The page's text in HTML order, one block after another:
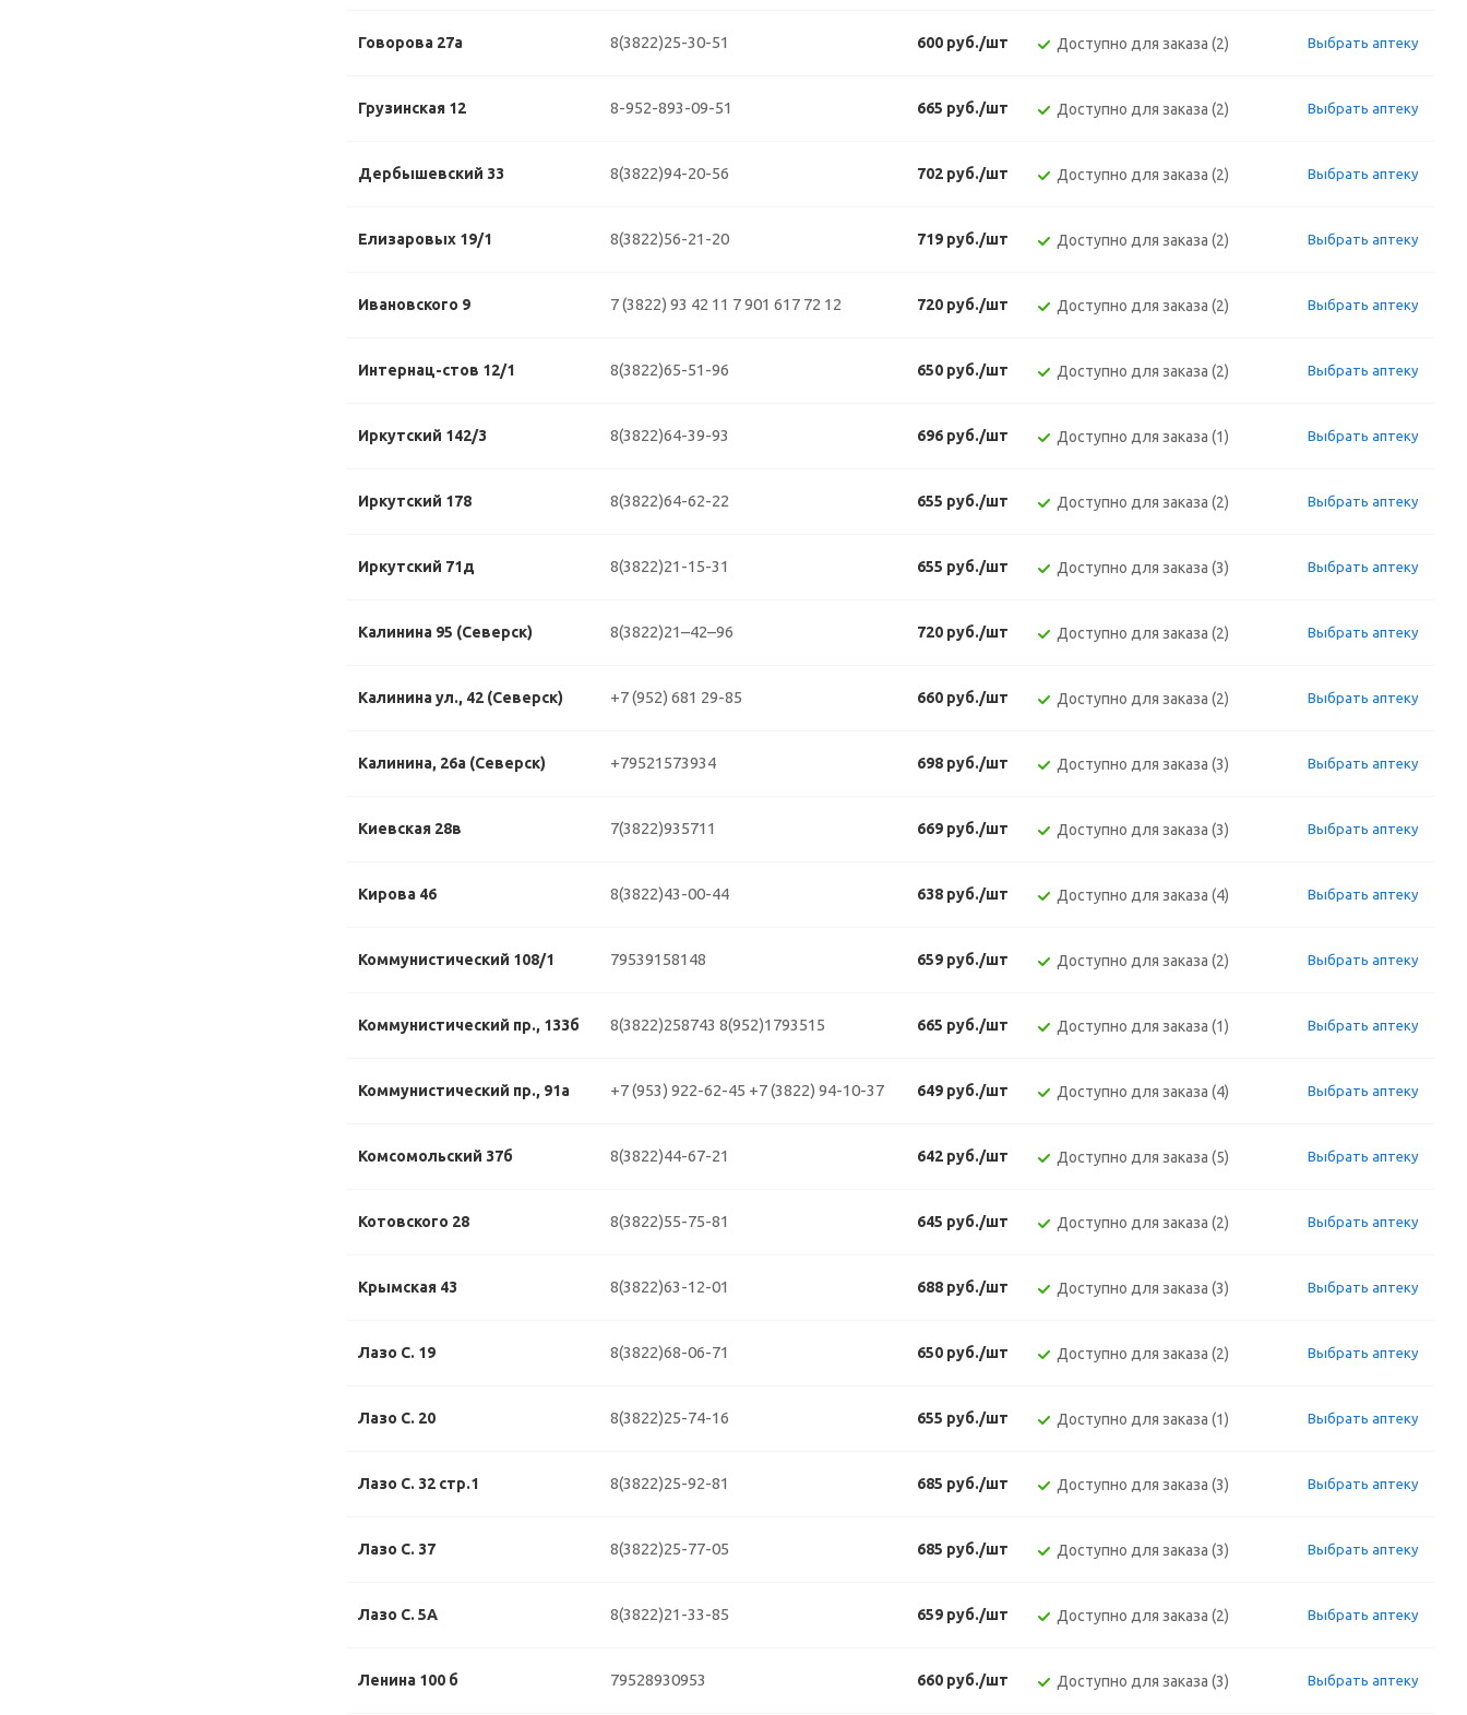
Говорова 27а 8(3822)25-30-51 600 руб./шт Доступно для заказа (2) Выбрать аптеку
Грузинская 12 8-952-893-09-51 665 руб./шт Доступно для заказа (2) Выбрать аптеку
Дербышевский 33 8(3822)94-20-56 702 руб./шт Доступно для заказа (2) Выбрать аптеку
Елизаровых 19/1 8(3822)56-21-20 719 руб./шт Доступно для заказа (2) Выбрать аптеку
Ивановского 9 7 (3822) 93 42 11 7 901 617 72 12 720 руб./шт Доступно для заказа (2) Выбрать аптеку
Интернац-стов 12/1 8(3822)65-51-96 650 руб./шт Доступно для заказа (2) Выбрать аптеку
Иркутский 142/3 8(3822)64-39-93 696 руб./шт Доступно для заказа (1) Выбрать аптеку
Иркутский 178 8(3822)64-62-22 655 руб./шт Доступно для заказа (2) Выбрать аптеку
Иркутский 71д 8(3822)21-15-31 655 руб./шт Доступно для заказа (3) Выбрать аптеку
Калинина 95 (Северск) 8(3822)21–42–96 720 руб./шт Доступно для заказа (2) Выбрать аптеку
Калинина ул., 42 (Северск) +7 (952) 681 29-85 660 руб./шт Доступно для заказа (2) Выбрать аптеку
Калинина, 26а (Северск) +79521573934 698 руб./шт Доступно для заказа (3) Выбрать аптеку
Киевская 28в 7(3822)935711 669 руб./шт Доступно для заказа (3) Выбрать аптеку
Кирова 46 8(3822)43-00-44 638 руб./шт Доступно для заказа (4) Выбрать аптеку
Коммунистический 108/1 79539158148 659 руб./шт Доступно для заказа (2) Выбрать аптеку
Коммунистический пр., 133б 8(3822)258743 8(952)1793515 665 руб./шт Доступно для заказа (1) Выбрать аптеку
Коммунистический пр., 91а +7 (953) 922-62-45 +7 (3822) 94-10-37 649 руб./шт Доступно для заказа (4) Выбрать аптеку
Комсомольский 37б 8(3822)44-67-21 642 руб./шт Доступно для заказа (5) Выбрать аптеку
Котовского 28 8(3822)55-75-81 645 руб./шт Доступно для заказа (2) Выбрать аптеку
Крымская 43 8(3822)63-12-01 688 руб./шт Доступно для заказа (3) Выбрать аптеку
Лазо С. 19 8(3822)68-06-71 650 руб./шт Доступно для заказа (2) Выбрать аптеку
Лазо С. 20 8(3822)25-74-16 655 руб./шт Доступно для заказа (1) Выбрать аптеку
Лазо С. 32 стр.1 8(3822)25-92-81 685 руб./шт Доступно для заказа (3) Выбрать аптеку
Лазо С. 37 8(3822)25-77-05 685 руб./шт Доступно для заказа (3) Выбрать аптеку
Лазо С. 5А 8(3822)21-33-85 659 руб./шт Доступно для заказа (2) Выбрать аптеку
Ленина 100 б 79528930953 660 руб./шт Доступно для заказа (3) Выбрать аптеку